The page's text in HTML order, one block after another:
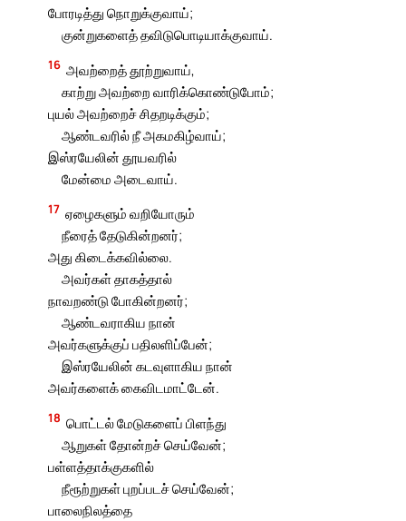
போரடித்து நொறுக்குவாய்;
குன்றுகளைத் தவிடுபொடியாக்குவாய்.
16 அவற்றைத் தூற்றுவாய்,
காற்று அவற்றை வாரிக்கொண்டுபோம்;
புயல் அவற்றைச் சிதறடிக்கும்;
ஆண்டவரில் நீ அகமகிழ்வாய்;
இஸ்ரயேலின் தூயவரில்
மேன்மை அடைவாய்.
17 ஏழைகளும் வறியோரும்
நீரைத் தேடுகின்றனர்;
அது கிடைக்கவில்லை.
அவர்கள் தாகத்தால்
நாவறண்டு போகின்றனர்;
ஆண்டவராகிய நான்
அவர்களுக்குப் பதிலளிப்பேன்;
இஸ்ரயேலின் கடவுளாகிய நான்
அவர்களைக் கைவிடமாட்டேன்.
18 பொட்டல் மேடுகளைப் பிளந்து
ஆறுகள் தோன்றச் செய்வேன்;
பள்ளத்தாக்குகளில்
நீரூற்றுகள் புறப்படச் செய்வேன்;
பாலைநிலத்தை